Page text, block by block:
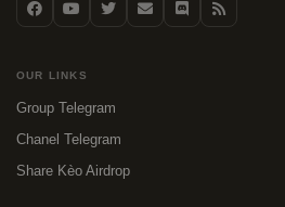
OUR LINKS
Group Telegram
Chanel Telegram
Share Kèo Airdrop